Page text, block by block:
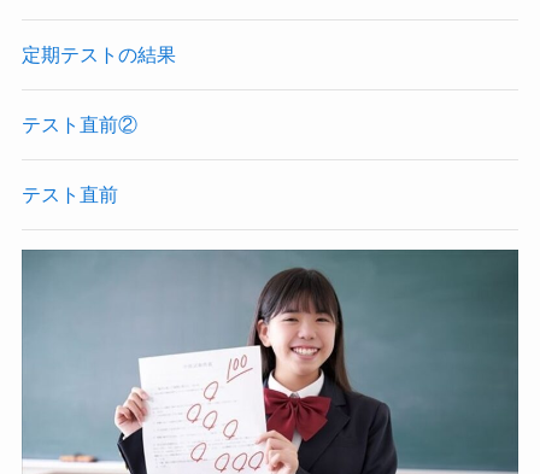
定期テストの結果
テスト直前②
テスト直前